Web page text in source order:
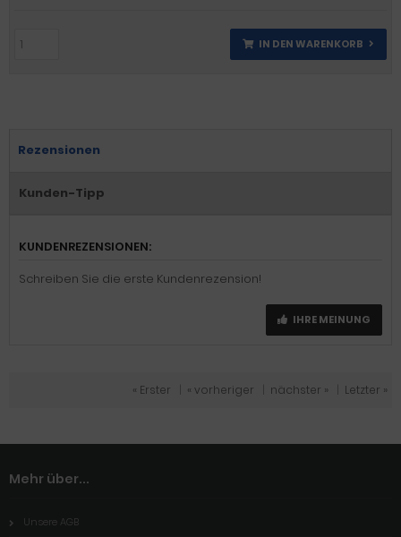
IN DEN WARENKORB
Rezensionen
Kunden-Tipp
KUNDENREZENSIONEN:
Schreiben Sie die erste Kundenrezension!
IHRE MEINUNG
« Erster « vorheriger nächster » Letzter »
Mehr über...
Unsere AGB